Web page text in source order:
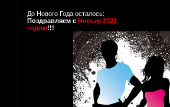
До Нового Года осталось:
Поздравляем с Новым 2021
годом!!!